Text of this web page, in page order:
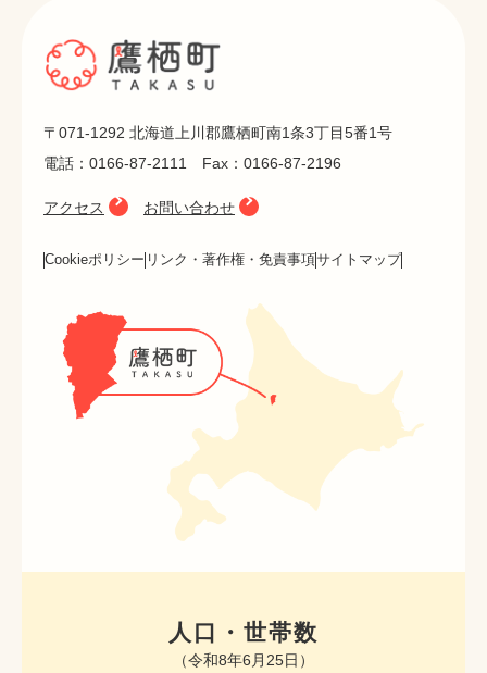
〒071-1292 北海道上川郡鷹栖町南1条3丁目5番1号
電話：0166-87-2111 Fax：0166-87-2196
アクセス お問い合わせ
Cookieポリシー リンク・著作権・免責事項サイトマップ
人口・世帯数
（令和8年6月25日）